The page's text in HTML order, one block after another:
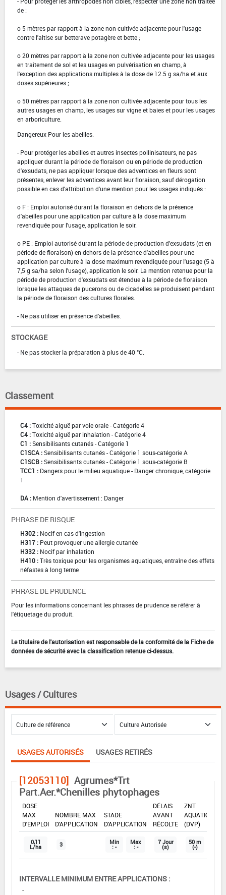
de :
o 5 mètres par rapport à la zone non cultivée adjacente pour l'usage
contre l'altise sur betterave potagère et bette ;
o 20 mètres par rapport à la zone non cultivée adjacente pour les usages
en traitement de sol et les usages en pulvérisation en champ, à
l'exception des applications multiples à la dose de 12.5 g sa/ha et aux
doses supérieures ;
o 50 mètres par rapport à la zone non cultivée adjacente pour tous les
autres usages en champ, les usages sur vigne et baies et pour les usages
en arboriculture.
Dangereux Pour les abeilles.
- Pour protéger les abeilles et autres insectes pollinisateurs, ne pas
appliquer durant la période de floraison ou en période de production
d'exsudats, ne pas appliquer lorsque des adventices en fleurs sont
présentes, enlever les adventices avant leur floraison, sauf dérogation
possible en cas d'attribution d'une mention pour les usages indiqués :
o F : Emploi autorisé durant la floraison en dehors de la présence
d'abeilles pour une application par culture à la dose maximum
revendiquée pour l'usage, application le soir.
o PE : Emploi autorisé durant la période de production d'exsudats (et en
période de floraison) en dehors de la présence d'abeilles pour une
application par culture à la dose maximum revendiquée pour l'usage (5 à
7,5 g sa/ha selon l'usage), application le soir. La mention retenue pour la
période de production d'exsudats est étendue à la période de floraison
lorsque les attaques de pucerons ou de cicadelles se produisent pendant
la période de floraison des cultures florales.
- Ne pas utiliser en présence d'abeilles.
STOCKAGE
- Ne pas stocker la préparation à plus de 40 °C.
Classement
C4 :Toxicité aiguë par voie orale - Catégorie 4
C4 :Toxicité aiguë par inhalation - Catégorie 4
C1 :Sensibilisants cutanés - Catégorie 1
C1SCA :Sensibilisants cutanés - Catégorie 1 sous-catégorie A
C1SCB :Sensibilisants cutanés - Catégorie 1 sous-catégorie B
TCC1 : Dangers pour le milieu aquatique - Danger chronique, catégorie
1
DA : Mention d'avertissement : Danger
PHRASE DE RISQUE
H302 : Nocif en cas d'ingestion
H317 : Peut provoquer une allergie cutanée
H332 : Nocif par inhalation
H410 :Très toxique pour les organismes aquatiques, entraîne des effets
néfastes à long terme
PHRASE DE PRUDENCE
Pour les informations concernant les phrases de prudence se référer à
l'étiquetage du produit.
Le titulaire de l'autorisation est responsable de la conformité de la Fiche de
données de sécurité avec la classification retenue ci-dessus.
Usages / Cultures
USAGES AUTORISÉS USAGES RETIRÉS
[12053110] Agrumes*Trt
Part.Aer.*Chenilles phytophages
DOSE
MAX
D'EMPLOI
NOMBRE MAX
D'APPLICATION
STADE
D'APPLICATION
DÉLAIS
AVANT
RÉCOLTE
ZNT
AQUATIQUE
(DVP)
0,11
L/ha 3 Min
: -
Max
: -
7 Jour
(s)
50 m
(-)
INTERVALLE MINIMUM ENTRE APPLICATIONS :
-